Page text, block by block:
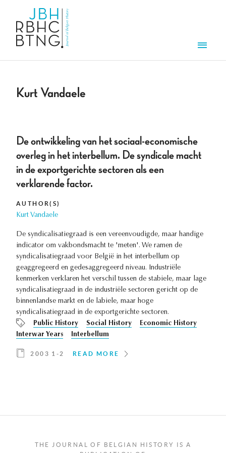
Kurt Vandaele
De ontwikkeling van het sociaal-economische
overleg in het interbellum. De syndicale macht
in de exportgerichte sectoren als een
verklarende factor.
AUTHOR(S)
Kurt Vandaele
De syndicalisatiegraad is een vereenvoudigde, maar handige
indicator om vakbondsmacht te 'meten'. We ramen de
syndicalisatiegraad voor België in het interbellum op
geaggregeerd en gedesaggregeerd niveau. Industriële
kenmerken verklaren het verschil tussen de stabiele, maar lage
syndicalisatiegraad in de industriële sectoren gericht op de
binnenlandse markt en de labiele, maar hoge
syndicalisatiegraad in de exportgerichte sectoren.
Public History
Social History
Economic History
Interwar Years
Interbellum
2003 1-2 READ MORE
THE JOURNAL OF BELGIAN HISTORY IS A